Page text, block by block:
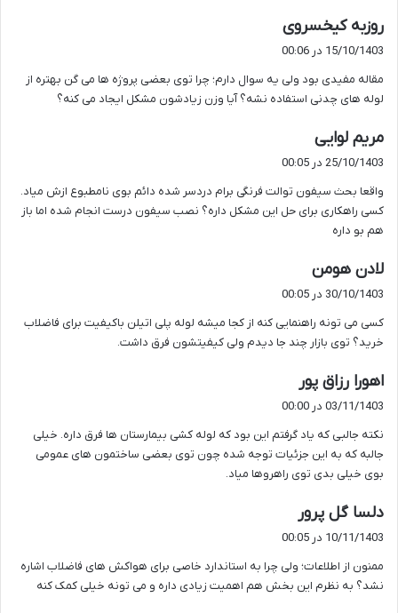
روزبه کیخسروی
15/10/1403 در 00:06
مقاله مفیدی بود ولی یه سوال دارم؛ چرا توی بعضی پروژه ها می گن بهتره از
لوله های چدنی استفاده نشه؟ آیا وزن زیادشون مشکل ایجاد می کنه؟
مریم لوایی
ف
:
25/10/1403 در 00:05
واقعا بحث سیفون توالت فرنگی برام دردسر شده دائم بوی نامطبوع ازش میاد.
کسی راهکاری برای حل این مشکل داره؟ نصب سیفون درست انجام شده اما باز
هم بو داره
لادن هومن
ف
:
30/10/1403 در 00:05
کسی می تونه راهنمایی کنه از کجا میشه لوله پلی اتیلن باکیفیت برای فاضلاب
خرید؟ توی بازار چند جا دیدم ولی کیفیتشون فرق داشت.
اهورا رزاق پور
ف
:
03/11/1403 در 00:00
نکته جالبی که یاد گرفتم این بود که لوله کشی بیمارستان ها فرق داره. خیلی
جالبه که به این جزئیات توجه شده چون توی بعضی ساختمون های عمومی
بوی خیلی بدی توی راهروها میاد.
دلسا گل پرور
ف
:
10/11/1403 در 00:05
ممنون از اطلاعات؛ ولی چرا به استاندارد خاصی برای هواکش های فاضلاب اشاره
نشد؟ به نظرم این بخش هم اهمیت زیادی داره و می تونه خیلی کمک کنه